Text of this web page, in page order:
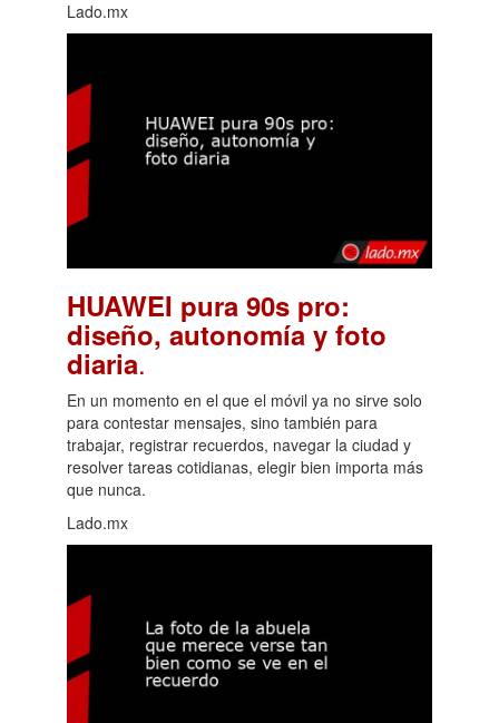
Lado.mx
HUAWEI pura 90s pro:
diseño, autonomía y foto
diaria.
En un momento en el que el móvil ya no sirve solo
para contestar mensajes, sino también para
trabajar, registrar recuerdos, navegar la ciudad y
resolver tareas cotidianas, elegir bien importa más
que nunca.
Lado.mx